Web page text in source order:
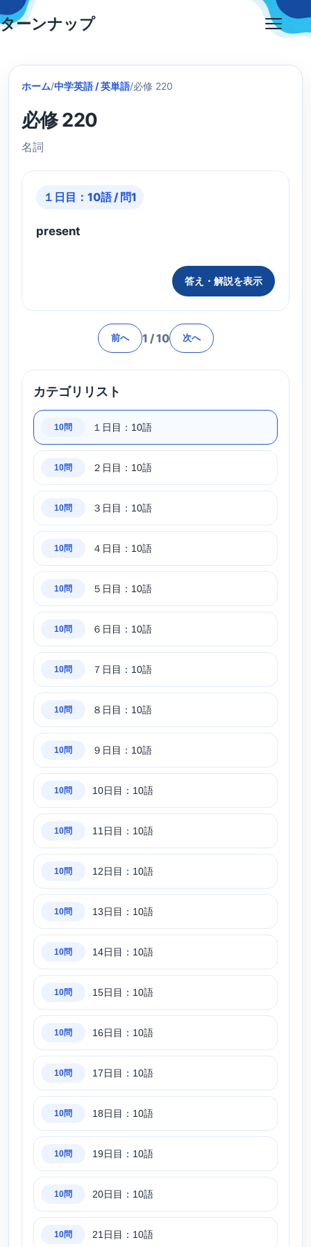
Skip
to
ターンナップ
ホーム/中学英語 / 英単語/必修 220
必修 220
名詞
１日目：10語 / 問1
present
答え・解説を表示
前へ 1 /10 次へ
カテゴリリスト
10問 １日目：10語
10問 ２日目：10語
10問 ３日目：10語
10問 ４日目：10語
10問 ５日目：10語
10問 ６日目：10語
10問 ７日目：10語
10問 ８日目：10語
10問 ９日目：10語
10問 10日目：10語
10問 11日目：10語
10問 12日目：10語
10問 13日目：10語
10問 14日目：10語
10問 15日目：10語
10問 16日目：10語
10問 17日目：10語
10問 18日目：10語
10問 19日目：10語
10問 20日目：10語
10問 21日目：10語